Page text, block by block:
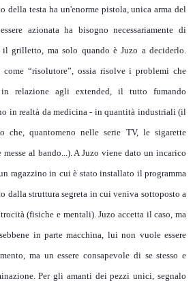
della testa ha un'enorme pistola, unica arma del
azionata ha bisogno necessariamente di
il grilletto, ma solo quando è Juzo a deciderlo.
“risolutore”, ossia risolve i problemi che
in relazione agli extended, il tutto fumando
in realtà da medicina - in quantità industriali (il
che, quantomeno nelle serie TV, le sigarette
messe al bando...). A Juzo viene dato un incarico
ragazzino in cui è stato installato il programma
dalla struttura segreta in cui veniva sottoposto a
(fisiche e mentali). Juzo accetta il caso, ma
in parte macchina, lui non vuole essere
ma un essere consapevole di se stesso e
Per gli amanti dei pezzi unici, segnalo